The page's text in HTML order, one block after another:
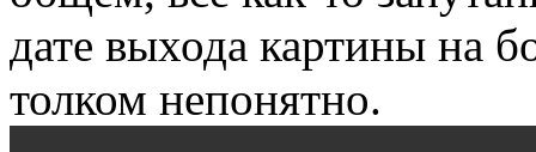
дате выхода картины на
толком непонятно.